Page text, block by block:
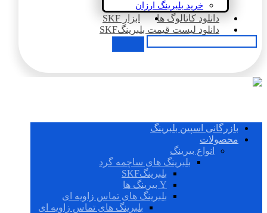
خرید بلبرینگ ارزان
دانلود کاتالوگ ها
ابزار SKF
دانلود لیست قیمت بلبرینگSKF
بازرگانی اسپین بلبرینگ
محصولات
انواع بیرینگ
بلبرینگ های ساچمه گرد
بلبرینگSKF
Y بیرینگ ها
بلبرینگ های تماس زاویه ای
بلبرینگ های تماس زاویه ای